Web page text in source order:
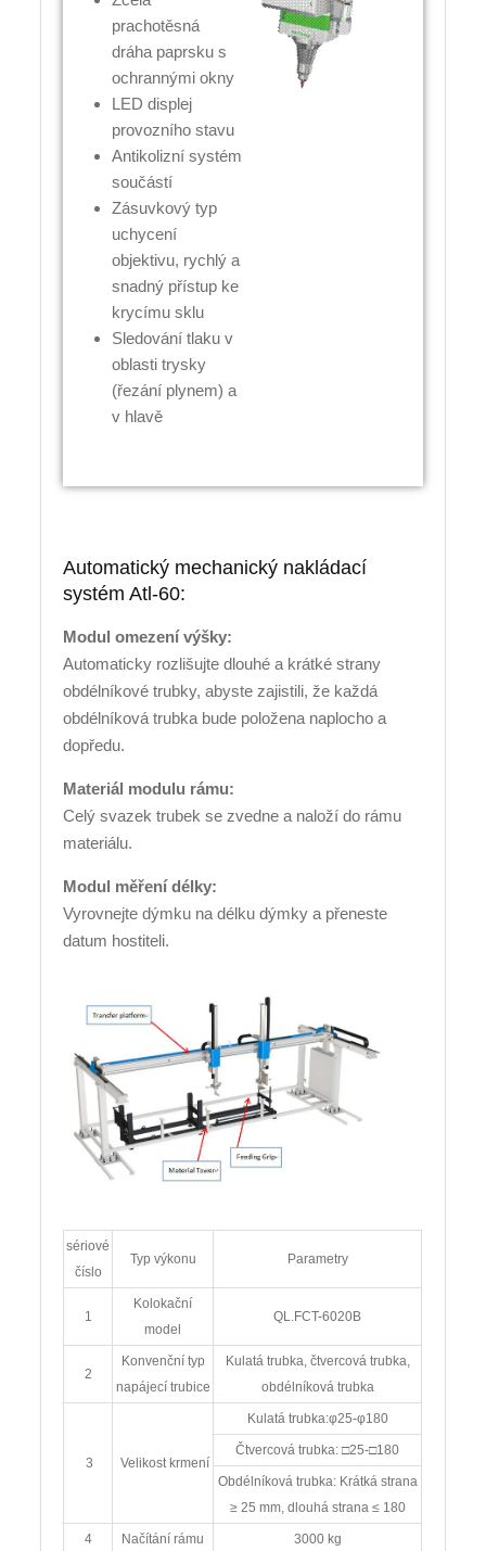
prachotěsná
dráha paprsku s
ochrannými okny
LED displej
provozního stavu
Antikolizní systém
součástí
Zásuvkový typ
uchycení
objektivu, rychlý a
snadný přístup ke
krycímu sklu
Sledování tlaku v
oblasti trysky
(řezání plynem) a
v hlavě
Automatický mechanický nakládací
systém Atl-60:
Modul omezení výšky:
Automaticky rozlišujte dlouhé a krátké strany
obdélníkové trubky, abyste zajistili, že každá
obdélníková trubka bude položena naplocho a
dopředu.
Materiál modulu rámu:
Celý svazek trubek se zvedne a naloží do rámu
materiálu.
Modul měření délky:
Vyrovnejte dýmku na délku dýmky a přeneste
datum hostiteli.
sériové
číslo
Typ výkonu Parametry
1
Kolokační
model
QL.FCT-6020B
2
Konvenční typ
napájecí trubice
Kulatá trubka, čtvercová trubka,
obdélníková trubka
3 Velikost krmení
Kulatá trubka:φ25-φ180
Čtvercová trubka: □25-□180
Obdélníková trubka: Krátká strana
≥ 25 mm, dlouhá strana ≤ 180
4 Načítání rámu 3000 kg